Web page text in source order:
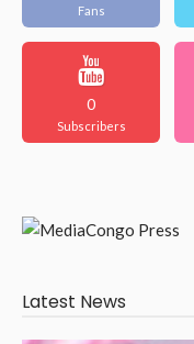
Fans
0
Subscribers
Latest News